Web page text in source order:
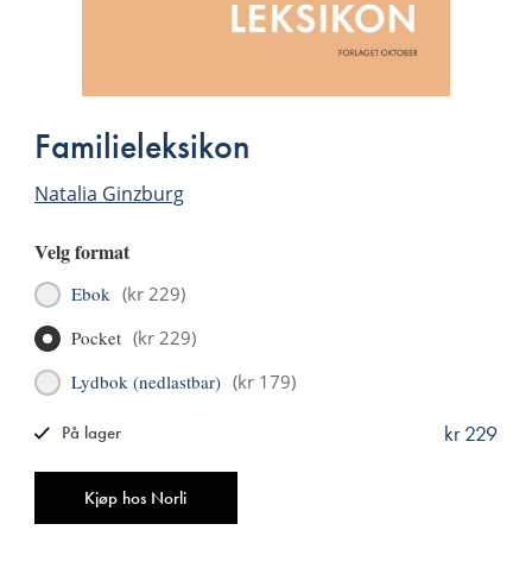
Familieleksikon
Natalia Ginzburg
Velg format
Ebok (kr 229)
Pocket (kr 229)
Lydbok (nedlastbar) (kr 179)
Kjøp hos Norli
kr 229
På lager